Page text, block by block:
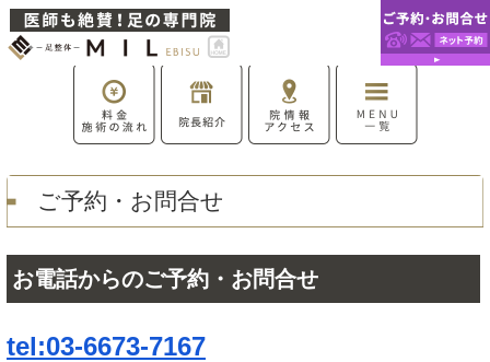
ご予約・お問合せ
お電話からのご予約・お問合せ
tel:03-6673-7167